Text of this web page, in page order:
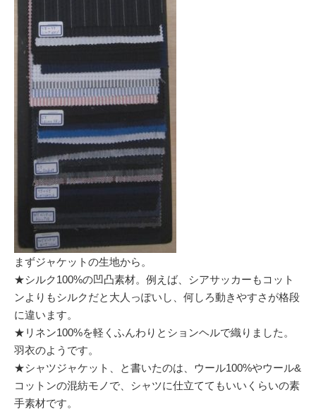
まずジャケットの生地から。
★シルク100%の凹凸素材。例えば、シアサッカーもコット
ンよりもシルクだと大人っぽいし、何しろ動きやすさが格段
に違います。
★リネン100%を軽くふんわりとションヘルで織りました。
羽衣のようです。
★シャツジャケット、と書いたのは、ウール100%やウール&
コットンの混紡モノで、シャツに仕立ててもいいくらいの素
手素材です。